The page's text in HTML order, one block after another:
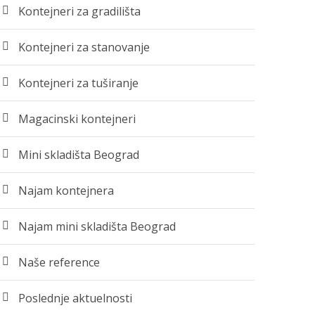
Kontejneri za gradilišta
Kontejneri za stanovanje
Kontejneri za tuširanje
Magacinski kontejneri
Mini skladišta Beograd
Najam kontejnera
Najam mini skladišta Beograd
Naše reference
Poslednje aktuelnosti